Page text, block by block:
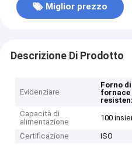
Miglior prezzo
Descrizione Di Prodotto
Evidenziare
Forno
fornace
Capacità di
alimentazione
100
Certificazione
ISO